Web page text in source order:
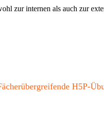
zur internen als auch zur
H5P-